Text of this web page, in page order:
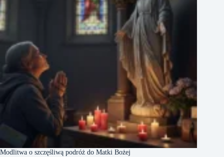
Modlitwa o szczęśliwą podróż do Matki Bożej